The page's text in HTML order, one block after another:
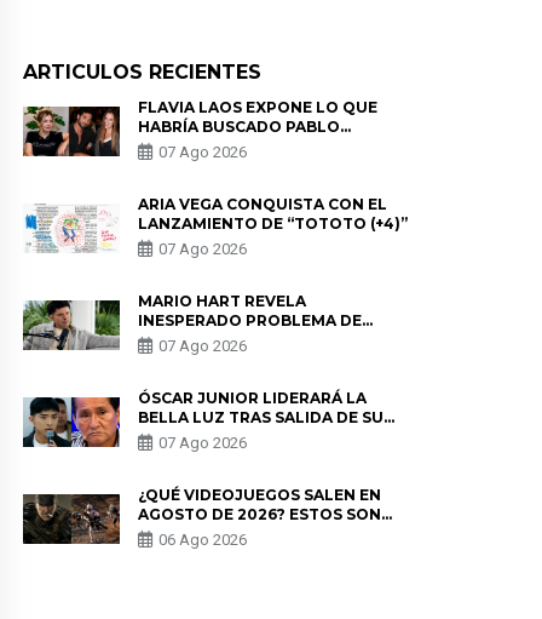
ARTICULOS RECIENTES
FLAVIA LAOS EXPONE LO QUE
HABRÍA BUSCADO PABLO
HEREDIA CON ALE FULLER: “UNA
DE LAS PARTES QUERÍA EL
07 Ago 2026
ARIA VEGA CONQUISTA CON EL
LANZAMIENTO DE “TOTOTO (+4)”
07 Ago 2026
MARIO HART REVELA
INESPERADO PROBLEMA DE
SALUD ANTES DE SEPARARSE DE
KORINA: “ME ENCONTRARON UN
07 Ago 2026
ÓSCAR JUNIOR LIDERARÁ LA
BELLA LUZ TRAS SALIDA DE SU
PADRE POR POLÉMICA CON
NALDY SALDAÑA
07 Ago 2026
¿QUÉ VIDEOJUEGOS SALEN EN
AGOSTO DE 2026? ESTOS SON
LOS ESTRENOS MÁS ESPERADOS
06 Ago 2026